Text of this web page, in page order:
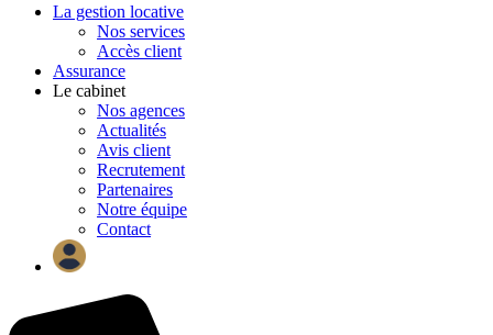
La gestion locative
Nos services
Accès client
Assurance
Le cabinet
Nos agences
Actualités
Avis client
Recrutement
Partenaires
Notre équipe
Contact